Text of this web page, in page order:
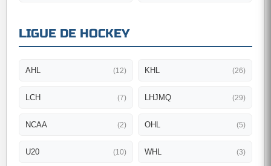
LIGUE DE HOCKEY
AHL (12) KHL (26)
LCH (7) LHJMQ (29)
NCAA (2) OHL (5)
U20 (10) WHL (3)